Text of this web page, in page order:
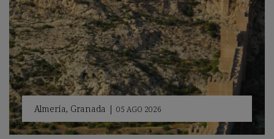
Almería, Granada | 05 AGO 2026